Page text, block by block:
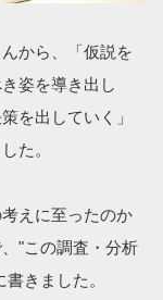
から、「仮説を
姿を導き出し
を出していく」
た。
えに至ったのか
"この調査・分析
きました。